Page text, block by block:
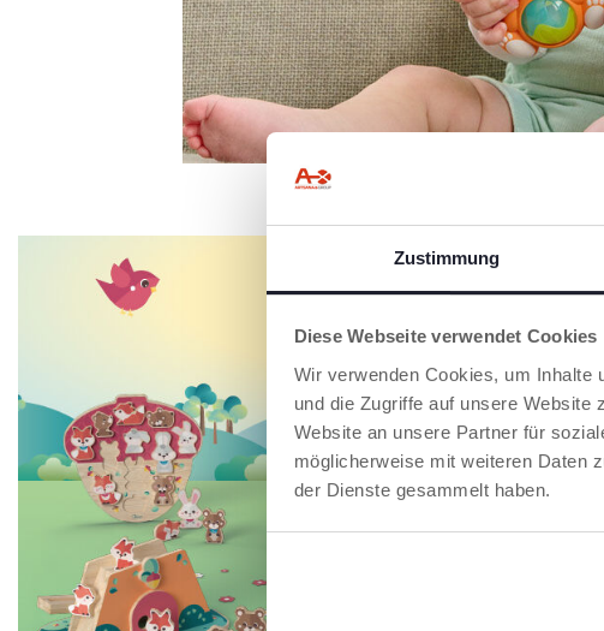
Zustimmung
Diese Webseite verwendet Cookies
Wir verwenden Cookies, um Inhalte
und die Zugriffe auf unsere Website
Website an unsere Partner für
möglicherweise mit weiteren Daten
der Dienste gesammelt haben.